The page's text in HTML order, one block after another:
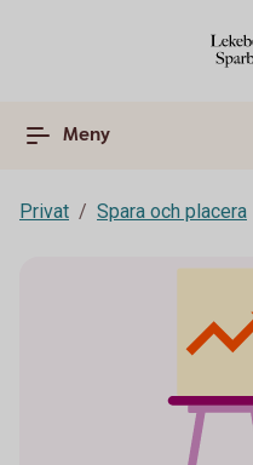
Meny
Privat Spara och placera